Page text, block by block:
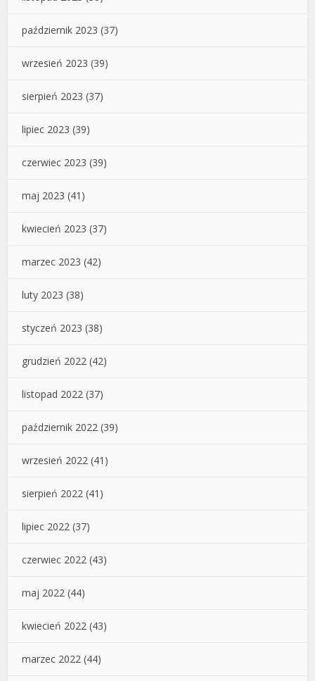
październik 2023 (37)
wrzesień 2023 (39)
sierpień 2023 (37)
lipiec 2023 (39)
czerwiec 2023 (39)
maj 2023 (41)
kwiecień 2023 (37)
marzec 2023 (42)
luty 2023 (38)
styczeń 2023 (38)
grudzień 2022 (42)
listopad 2022 (37)
październik 2022 (39)
wrzesień 2022 (41)
sierpień 2022 (41)
lipiec 2022 (37)
czerwiec 2022 (43)
maj 2022 (44)
kwiecień 2022 (43)
marzec 2022 (44)